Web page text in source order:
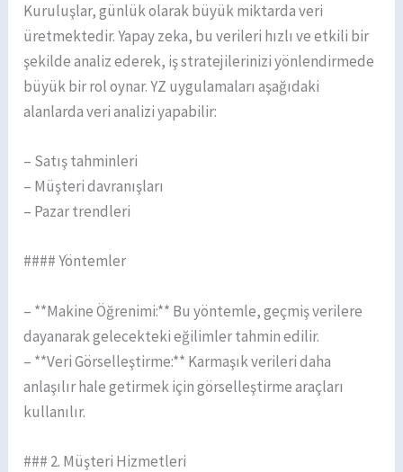
Kuruluşlar, günlük olarak büyük miktarda veri
üretmektedir. Yapay zeka, bu verileri hızlı ve etkili bir
şekilde analiz ederek, iş stratejilerinizi yönlendirmede
büyük bir rol oynar. YZ uygulamaları aşağıdaki
alanlarda veri analizi yapabilir:
– Satış tahminleri
– Müşteri davranışları
– Pazar trendleri
#### Yöntemler
– **Makine Öğrenimi:** Bu yöntemle, geçmiş verilere
dayanarak gelecekteki eğilimler tahmin edilir.
– **Veri Görselleştirme:** Karmaşık verileri daha
anlaşılır hale getirmek için görselleştirme araçları
kullanılır.
### 2. Müşteri Hizmetleri